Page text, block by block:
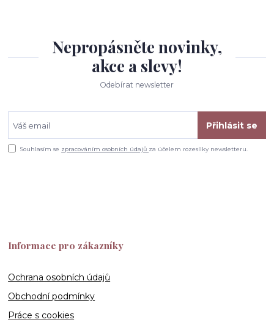
Nepropásněte novinky,
akce a slevy!
Odebírat newsletter
Přihlásit se
Souhlasím se zpracováním osobních údajů za účelem rozesílky newsletteru.
Informace pro zákazníky
Ochrana osobních údajů
Obchodní podmínky
Práce s cookies